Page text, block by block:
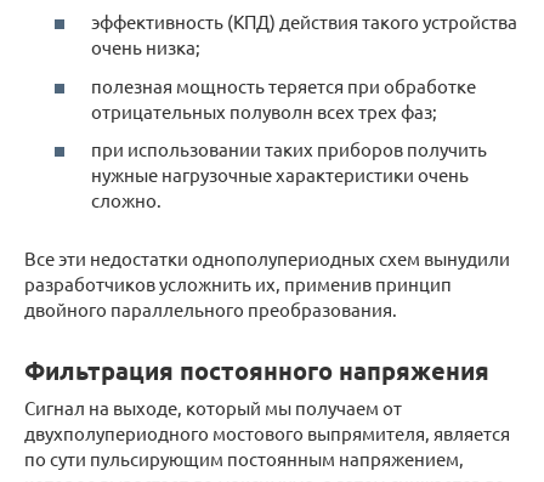
эффективность (КПД) действия такого устройства
очень низка;
полезная мощность теряется при обработке
отрицательных полуволн всех трех фаз;
при использовании таких приборов получить
нужные нагрузочные характеристики очень
сложно.
Все эти недостатки однополупериодных схем вынудили
разработчиков усложнить их, применив принцип
двойного параллельного преобразования.
Фильтрация постоянного напряжения
Сигнал на выходе, который мы получаем от
двухполупериодного мостового выпрямителя, является
по сути пульсирующим постоянным напряжением,